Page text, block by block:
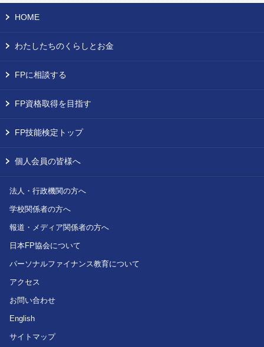
HOME
わたしたちのくらしとお金
FPに相談する
FP資格取得を目指す
FP技能検定トップ
個人会員の皆様へ
法人・行政機関の方へ
学校関係者の方へ
報道・メディア関係者の方へ
日本FP協会について
パーソナルファイナンス教育について
アクセス
お問い合わせ
English
サイトマップ